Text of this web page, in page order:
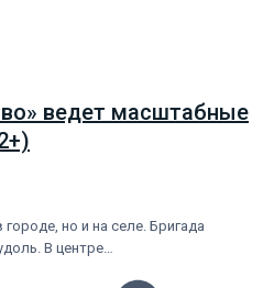
ведет масштабные
но и на селе. Бригада
В центре…